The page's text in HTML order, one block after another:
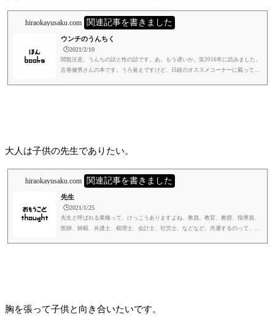
hiraokayusaku.com 関連記事を書きました
ウンチのうんちく
🕒️2021/2/10
閲覧注意。うんちの話と性の話です。あ。もう遅いか。笑2016年に読みました。
左巻健男さんの本です。うろ覚えですけど、日経のオススメコーナーに載ってた
大人は子供の先生でありたい。
hiraokayusaku.com 関連記事を書きました
先生
🕒️2021/1/25
先生と呼ばれる業種って、けっこうありますよね。教員、教官、教授、指導員、
医師、師範、弁護士、税理士、会計士、社労士、などなど。共通するのって、や
胸を張って子供と向き合いたいです。